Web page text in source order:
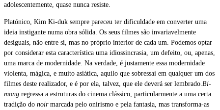
adolescentemente, quase nunca resiste.
Platónico, Kim Ki-duk sempre pareceu ter dificuldade em converter uma
ideia instigante numa obra sólida. Os seus filmes são invariavelmente
desiguais, não entre si, mas no próprio interior de cada um. Podemos optar
por considerar esta característica uma idiossincrasia, um defeito, ou, apenas,
uma marca de modernidade. Na verdade, é justamente essa modernidade
violenta, mágica, e muito asiática, aquilo que sobressai em qualquer um dos
filmes deste realizador, e é por ela, talvez, que ele deverá ser lembrado. Bi-
mong regressa a estruturas do cinema clássico, particularmente a uma certa
tradição do noirmarcada pelo onirismo e pela fantasia, mas transforma-as